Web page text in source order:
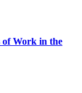
of Work in the